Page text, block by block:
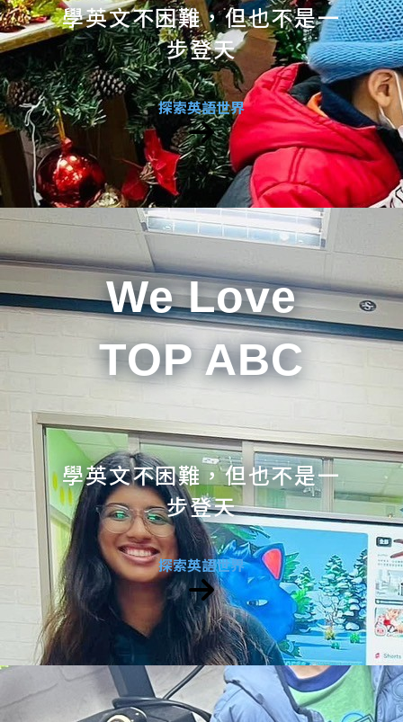
學英文不困難，但也不是一
步登天
探索英語世界
We Love
TOP ABC
學英文不困難，但也不是一
步登天
探索英語世界